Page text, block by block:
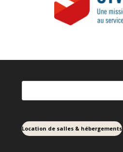
Location de salles & hébergements